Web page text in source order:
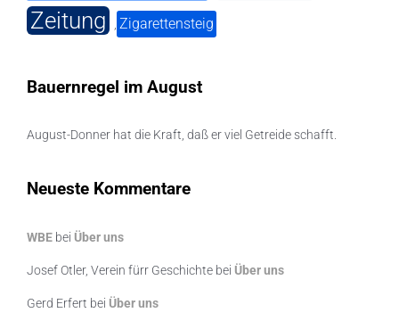
Zeitung , Zigarettensteig
Bauernregel im August
August-Donner hat die Kraft, daß er viel Getreide schafft.
Neueste Kommentare
WBE bei Über uns
Josef Otler, Verein fürr Geschichte bei Über uns
Gerd Erfert bei Über uns